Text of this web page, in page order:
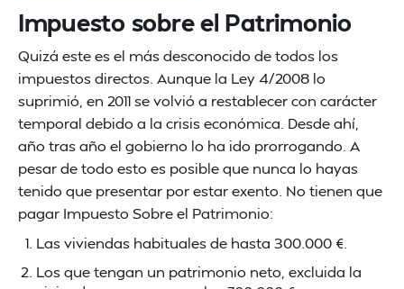
Impuesto sobre el Patrimonio
Quizá este es el más desconocido de todos los
impuestos directos. Aunque la Ley 4/2008 lo
suprimió, en 2011 se volvió a restablecer con carácter
temporal debido a la crisis económica. Desde ahí,
año tras año el gobierno lo ha ido prorrogando. A
pesar de todo esto es posible que nunca lo hayas
tenido que presentar por estar exento. No tienen que
pagar Impuesto Sobre el Patrimonio:
Las viviendas habituales de hasta 300.000 €.
Los que tengan un patrimonio neto, excluida la